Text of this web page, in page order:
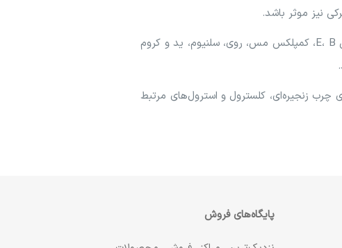
نیز موثر باشد.
روغن جوجوبا حاوی مقادیر قابل توجهی از ویتامین‌ها و املاح معدنی مورد نیاز برای پوست از جمله ویتامین E، B، کمپلکس مس، روی، سلنیوم، ید و کروم
چرب زنجیره‌ای، کلسترول و استرول‌های مرتبط
پایگاه‌های فروش